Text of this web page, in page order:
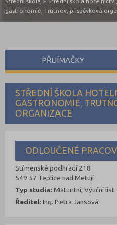
gastronomie, Trutnov, příspěvková
STŘEDNÍ ŠKOLA
GASTRONOMIE,
ORGANIZACE
ODLOUČENÉ
Střmenské podhradí 218
549 57 Teplice nad Metují
Typ studia: Maturitní, Výuční list
Ředitel: Ing. Petra Jansová
PŘIJÍMAČKY